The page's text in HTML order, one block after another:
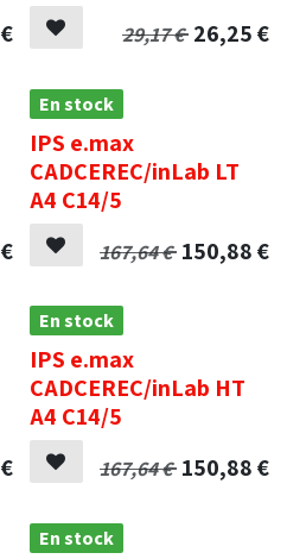
€ 29,17€ 26,25€
€
En stock
IPS e.max
CADCEREC/inLab LT
A4 C14/5
167,64€ 150,88€
€
En stock
IPS e.max
CADCEREC/inLab HT
A4 C14/5
167,64€ 150,88€
En stock